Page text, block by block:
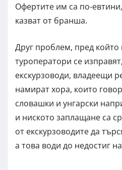
Офертите им са по-
казват от бранша.
Друг проблем, пред който
туроператори се
екскурзоводи, владеещи
намират хора, които
словашки и унгарски
и ниското заплащане са
от екскурзоводите да
а това води до недостиг